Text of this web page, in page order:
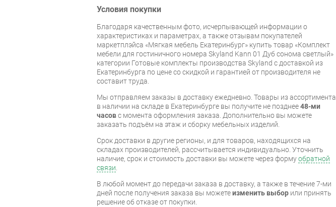
Условия покупки
Благодаря качественным фото, исчерпывающей информации о
характеристиках и параметрах, а также отзывам покупателей
маркетплэйса «Мягкая мебель Екатеринбург» купить товар «Комплект
мебели для гостиничного номера Skyland Kann 01 Дуб сонома светлый»
категории Готовые комплекты производства Skyland с доставкой из
Екатеринбурга по цене со скидкой и гарантией от производителя не
составит труда.
Мы отправляем заказы в доставку ежедневно. Товары из ассортимента
в наличии на складе в Екатеринбурге вы получите не позднее48-ми
часовс момента оформления заказа. Дополнительно вы можете
заказать подъём на этаж и сборку мебельных изделий.
Срок доставки в другие регионы, и для товаров, находящихся на
складах производителей, рассчитывается индивидуально. Уточнить
наличие, срок и стоимость доставки вы можете через формуобратной
связи.
В любой момент до передачи заказа в доставку, а также в течение 7-ми
дней после получения заказа вы можетеизменить выбор или принять
решение об отказе от покупки.